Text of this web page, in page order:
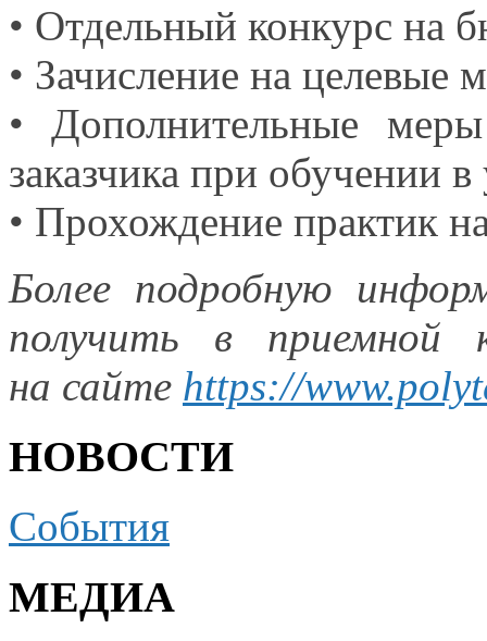
• Отдельный конкурс на
• Зачисление на целевые
• Дополнительные
заказчика при обучении в
• Прохождение практик
Более подробную
получить в приемной
на сайте https://
НОВОСТИ
События
МЕДИА